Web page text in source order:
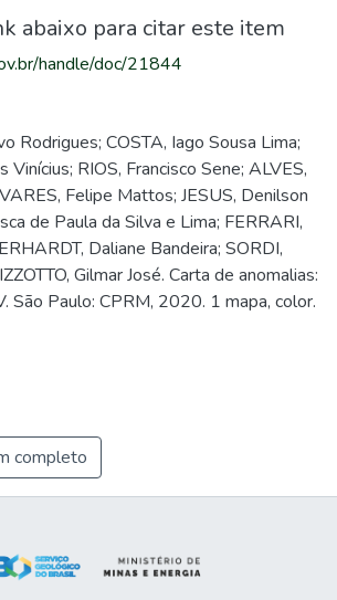
abaixo para citar este item
handle/doc/21844
Rodrigues; COSTA, Iago Sousa Lima;
Vinícius; RIOS, Francisco Sene; ALVES,
Felipe Mattos; JESUS, Denilson
de Paula da Silva e Lima; FERRARI,
Daliane Bandeira; SORDI,
Gilmar José. Carta de anomalias:
São Paulo: CPRM, 2020. 1 mapa, color.
completo